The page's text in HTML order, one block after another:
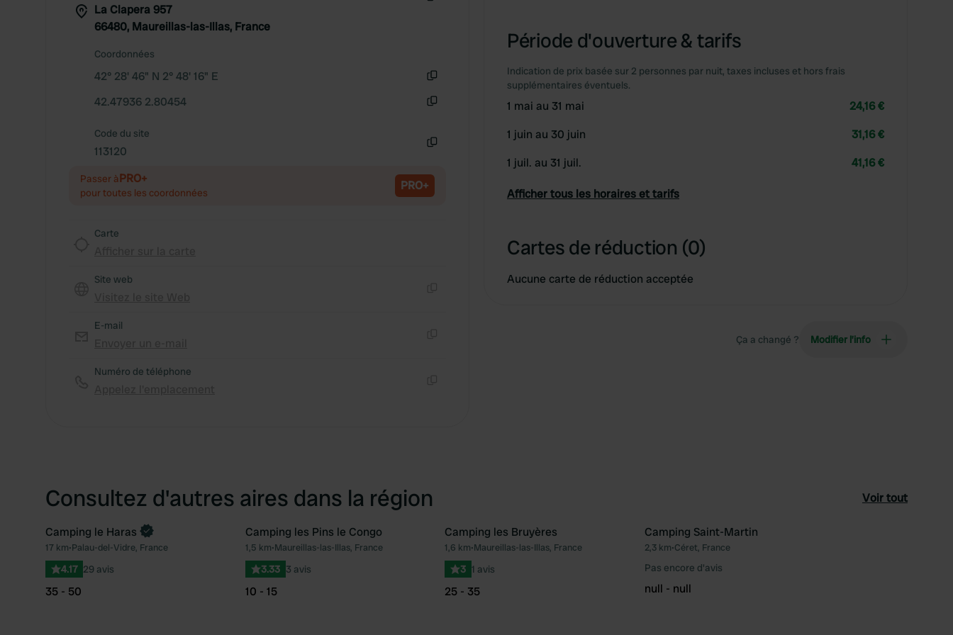
La Clapera 957
66480, Maureillas-las-Illas, France
Coordonnées
42° 28' 46" N 2° 48' 16" E
42.47936 2.80454
Code du site
113120
Passer àPRO+
pour toutes les coordonnées PRO+
Carte
Site web
E-mail
Numéro de téléphone
Période d'ouverture & tarifs
Indication de prix basée sur 2 personnes par nuit, taxes incluses et hors frais
supplémentaires éventuels.
1 mai au 31 mai
24,16 €
1 juin au 30 juin
31,16 €
1 juil. au 31 juil.
41,16 €
Afficher tous les horaires et tarifs
Cartes de réduction (0)
Aucune carte de réduction acceptée
Ça a changé ? Modifier l’info
Consultez d'autres aires dans la région Voir tout
Préféré
Camping le Haras
17 km•Palau-del-Vidre, France
4.17 29 avis
35 - 50
Préféré
Camping les Pins le Congo
1,5 km•Maureillas-las-Illas, France
3.33 3 avis
10 - 15
Préféré
Camping les Bruyères
1,6 km•Maureillas-las-Illas, France
3 1 avis
25 - 35
Camping Saint-Martin
2,3 km•Céret, France
Pas encore d'avis
null - null